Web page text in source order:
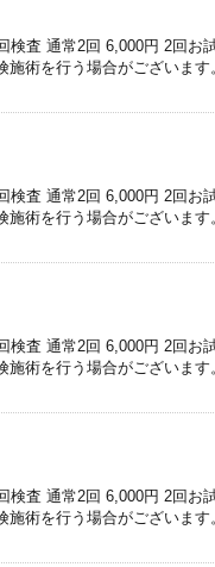
査 通常2回 6,000円 2回お
術を行う場合がございま
査 通常2回 6,000円 2回お
術を行う場合がございま
査 通常2回 6,000円 2回お
術を行う場合がございま
査 通常2回 6,000円 2回お
術を行う場合がございま